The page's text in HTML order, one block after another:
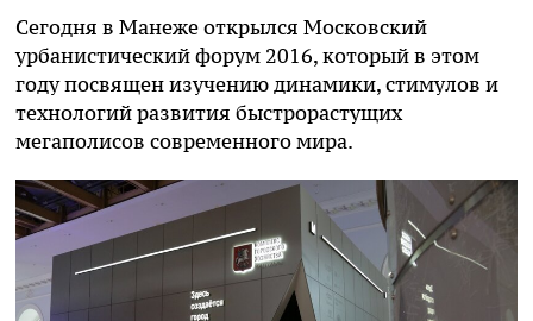
Сегодня в Манеже открылся Московский
урбанистический форум 2016, который в этом
году посвящен изучению динамики, стимулов и
технологий развития быстрорастущих
мегаполисов современного мира.